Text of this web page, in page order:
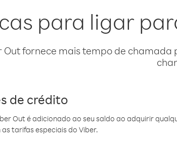
para ligar
Out fornece mais tempo de chamada
de crédito
Out é adicionado ao seu saldo ao adquirir
tarifas especiais do Viber.